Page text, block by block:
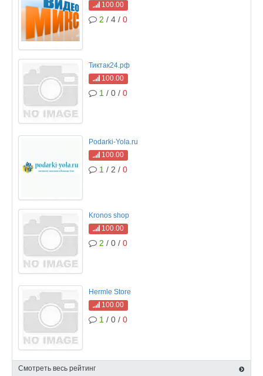
100.00
2 / 4 / 0
Тиктак24.рф
100.00
1 / 0 / 0
Podarki-Yola.ru
100.00
1 / 2 / 0
Kronos shop
100.00
2 / 0 / 0
Hermle Store
100.00
1 / 0 / 0
Смотреть весь рейтинг